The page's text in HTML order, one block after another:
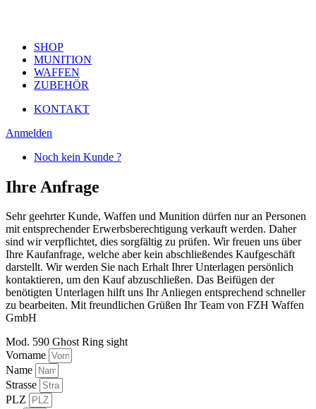
SHOP
MUNITION
WAFFEN
ZUBEHÖR
KONTAKT
Anmelden
Noch kein Kunde ?
Ihre Anfrage
Sehr geehrter Kunde, Waffen und Munition dürfen nur an Personen
mit entsprechender Erwerbsberechtigung verkauft werden. Daher
sind wir verpflichtet, dies sorgfältig zu prüfen. Wir freuen uns über
Ihre Kaufanfrage, welche aber kein abschließendes Kaufgeschäft
darstellt. Wir werden Sie nach Erhalt Ihrer Unterlagen persönlich
kontaktieren, um den Kauf abzuschließen. Das Beifügen der
benötigten Unterlagen hilft uns Ihr Anliegen entsprechend schneller
zu bearbeiten. Mit freundlichen Grüßen Ihr Team von FZH Waffen
GmbH
Mod. 590 Ghost Ring sight
Vorname
Name
Strasse
PLZ